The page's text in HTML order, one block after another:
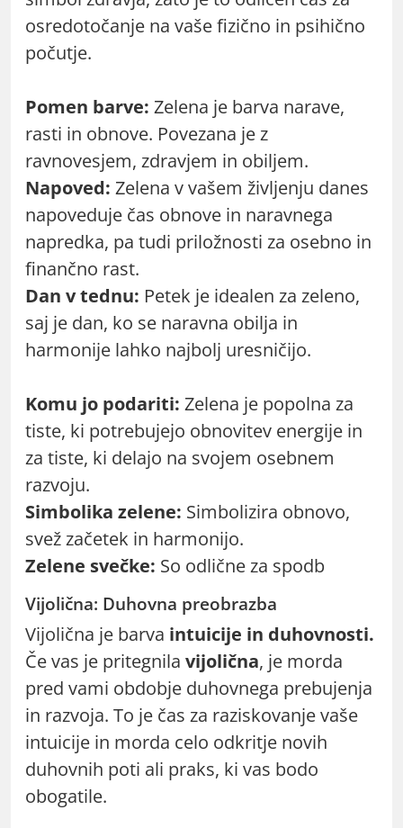
osredotočanje na vaše fizično in psihično
počutje.
Pomen barve: Zelena je barva narave,
rasti in obnove. Povezana je z
ravnovesjem, zdravjem in obiljem.
Napoved: Zelena v vašem življenju danes
napoveduje čas obnove in naravnega
napredka, pa tudi priložnosti za osebno in
finančno rast.
Dan v tednu: Petek je idealen za zeleno,
saj je dan, ko se naravna obilja in
harmonije lahko najbolj uresničijo.
Komu jo podariti: Zelena je popolna za
tiste, ki potrebujejo obnovitev energije in
za tiste, ki delajo na svojem osebnem
razvoju.
Simbolika zelene: Simbolizira obnovo,
svež začetek in harmonijo.
Zelene svečke: So odlične za spodb
Vijolična: Duhovna preobrazba
Vijolična je barva intuicije in duhovnosti.
Če vas je pritegnila vijolična, je morda
pred vami obdobje duhovnega prebujenja
in razvoja. To je čas za raziskovanje vaše
intuicije in morda celo odkritje novih
duhovnih poti ali praks, ki vas bodo
obogatile.